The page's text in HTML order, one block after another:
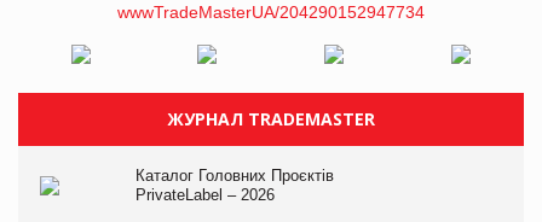
ЖУРНАЛ TRADEMASTER
Каталог Головних Проєктів
PrivateLabel – 2026